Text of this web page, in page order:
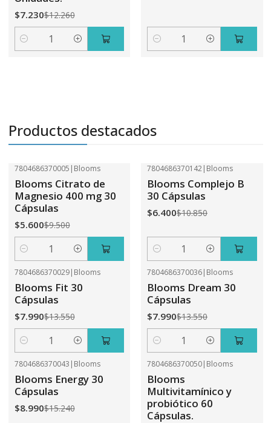
$7.230$12.260
Cantidad Cantidad
Productos destacados
7804686370005 | Blooms
Blooms Citrato de
Magnesio 400 mg 30
Cápsulas
$5.600$9.500
Cantidad
7804686370142| Blooms
Blooms Complejo B
30 Cápsulas
$6.400$10.850
Cantidad
7804686370029| Blooms
Blooms Fit 30
Cápsulas
$7.990$13.550
Cantidad
7804686370036| Blooms
Blooms Dream 30
Cápsulas
$7.990$13.550
Cantidad
7804686370043 | Blooms
Blooms Energy 30
Cápsulas
$8.990$15.240
7804686370050| Blooms
Blooms
Multivitamínico y
probiótico 60
Cápsulas.